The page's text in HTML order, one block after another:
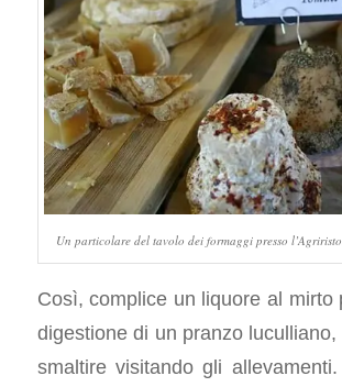
Un particolare del tavolo dei formaggi presso
Così, complice un liquore al mirto
digestione di un pranzo
smaltire visitando gli